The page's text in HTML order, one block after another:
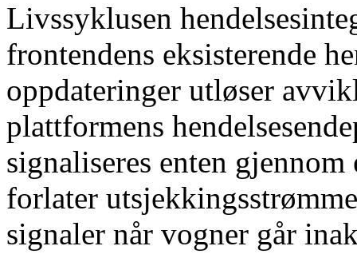
Livssyklusen
frontendens eksisterende
oppdateringer utløser
plattformens
signaliseres enten
forlater
signaler når vogner går